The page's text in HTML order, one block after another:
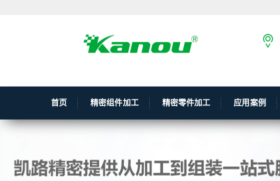
首页 精密组件加工 精密零件加工 应用案例